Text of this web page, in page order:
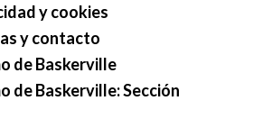
y cookies
y contacto
de Baskerville
de Baskerville: Sección